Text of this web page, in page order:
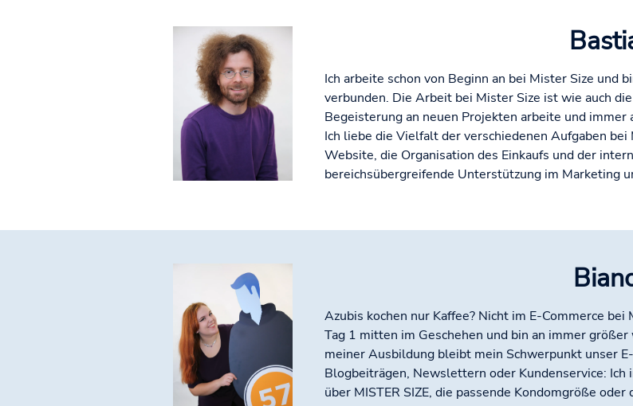
Ich arbeite schon von Beginn an bei Mister Size und
verbunden. Die Arbeit bei Mister Size ist wie auch
Begeisterung an neuen Projekten arbeite und immer
Ich liebe die Vielfalt der verschiedenen Aufgaben
Website, die Organisation des Einkaufs und der
bereichsübergreifende Unterstützung im Marketing
Azubis kochen nur Kaffee? Nicht im E-Commerce bei
Tag 1 mitten im Geschehen und bin an immer
meiner Ausbildung bleibt mein Schwerpunkt unser
Blogbeiträgen, Newslettern oder Kundenservice:
über MISTER SIZE, die passende Kondomgröße